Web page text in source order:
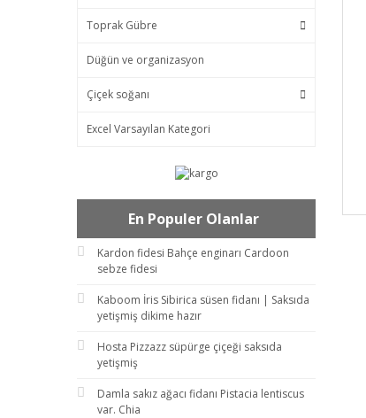
Toprak Gübre
Düğün ve organizasyon
Çiçek soğanı
Excel Varsayılan Kategori
En Populer Olanlar
Kardon fidesi Bahçe enginarı Cardoon
sebze fidesi
Kaboom İris Sibirica süsen fidanı | Saksıda
yetişmiş dikime hazır
Hosta Pizzazz süpürge çiçeği saksıda
yetişmiş
Damla sakız ağacı fidanı Pistacia lentiscus
var. Chia